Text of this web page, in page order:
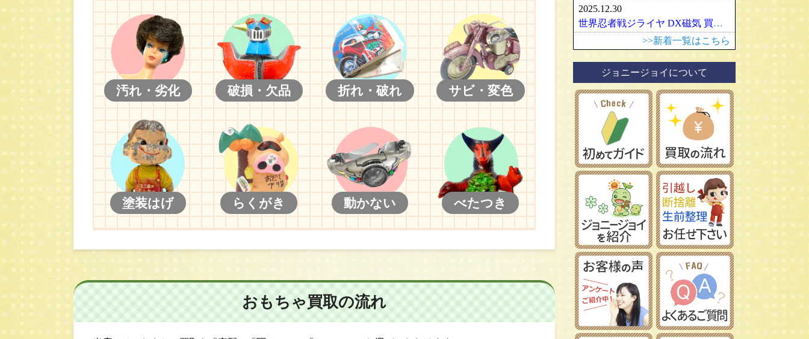
汚れ・劣化 破損・欠品 折れ・破れ サビ・変色
塗装はげ らくがき 動かない べたつき
おもちゃ買取の流れ
やまと/YAMATO
ママチャップトイ
オビツドール/OBITSU
アメリカ車
イタリア車
フランス車
デコトラ
ミニ四駆
タミヤ/田宮模型
ハセガワ/長谷川製作所
フジミ模型/FUJIMI
アオシマ/青島文化教材社
イマイ/IMAI /今井科学
コトブキヤ/壽屋
イタレリ/ITALERI
レベル/Revell
エンドウ/TER
ピノチオ模型
鉄道模型社
レーマン/LGB
Ｎゲージ
ＨＯゲージ
Ｚゲージ
車両パーツ
ストラクチャー
Ｇゲージ
Ｏゲージ
2025.12.30
世界忍者戦ジライヤ DX磁気 買取！
>>新着一覧はこちら
ジョニージョイについて